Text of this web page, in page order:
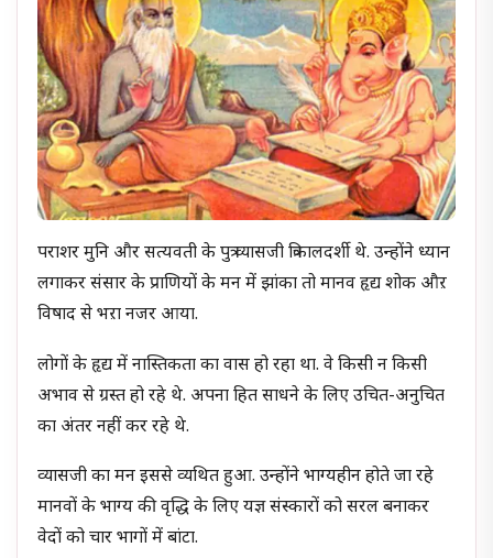
पराशर मुनि और सत्यवती के पुत्र व्यासजी त्रिकालदर्शी थे. उन्होंने ध्यान
लगाकर संसार के प्राणियों के मन में झांका तो मानव हृद्य शोक औऱ
विषाद से भऱा नजर आया.
लोगों के हृद्य में नास्तिकता का वास हो रहा था. वे किसी न किसी
अभाव से ग्रस्त हो रहे थे. अपना हित साधने के लिए उचित-अनुचित
का अंतर नहीं कर रहे थे.
व्यासजी का मन इससे व्यथित हुआ. उन्होंने भाग्यहीन होते जा रहे
मानवों के भाग्य की वृद्धि के लिए यज्ञ संस्कारों को सरल बनाकर
वेदों को चार भागों में बांटा.